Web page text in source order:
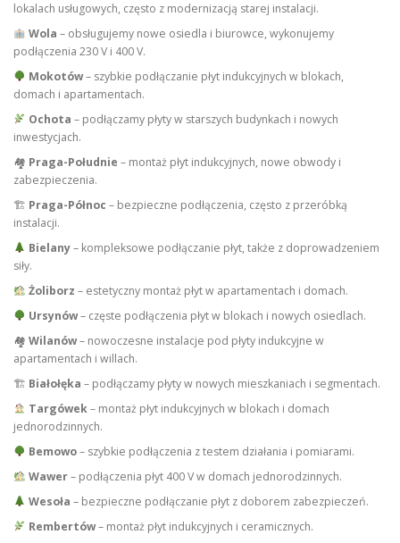
lokalach usługowych, często z modernizacją starej instalacji.
Wola – obsługujemy nowe osiedla i biurowce, wykonujemy
podłączenia 230 V i 400 V.
Mokotów– szybkie podłączanie płyt indukcyjnych w blokach,
domach i apartamentach.
Ochota – podłączamy płyty w starszych budynkach i nowych
inwestycjach.
🏘 Praga-Południe – montaż płyt indukcyjnych, nowe obwody i
zabezpieczenia.
🏗 Praga-Północ – bezpieczne podłączenia, często z przeróbką
instalacji.
Bielany– kompleksowe podłączanie płyt, także z doprowadzeniem
siły.
Żoliborz – estetyczny montaż płyt w apartamentach i domach.
Ursynów– częste podłączenia płyt w blokach i nowych osiedlach.
🏘 Wilanów– nowoczesne instalacje pod płyty indukcyjne w
apartamentach i willach.
🏗 Białołęka – podłączamy płyty w nowych mieszkaniach i segmentach.
Targówek– montaż płyt indukcyjnych w blokach i domach
jednorodzinnych.
Bemowo– szybkie podłączenia z testem działania i pomiarami.
Wawer– podłączenia płyt 400 V w domach jednorodzinnych.
Wesoła – bezpieczne podłączanie płyt z doborem zabezpieczeń.
Rembertów– montaż płyt indukcyjnych i ceramicznych.